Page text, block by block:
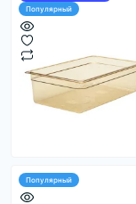
Популярный
Популярный